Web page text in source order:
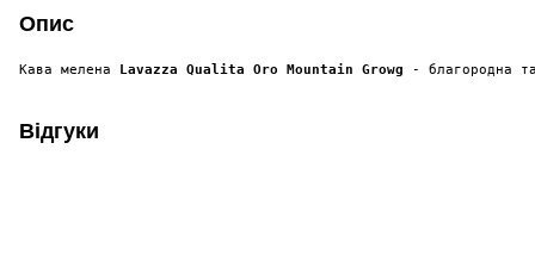
Опис
Кава мелена Lavazza Qualita Oro Mountain Growg - благородна
Відгуки